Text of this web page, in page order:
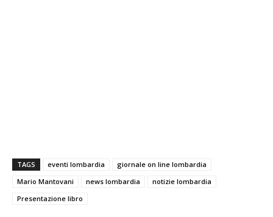
TAGS eventi lombardia
giornale on line lombardia
Mario Mantovani
news lombardia
notizie lombardia
Presentazione libro